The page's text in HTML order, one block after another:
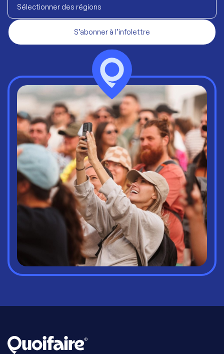
Sélectionner des régions
S’abonner à l’infolettre